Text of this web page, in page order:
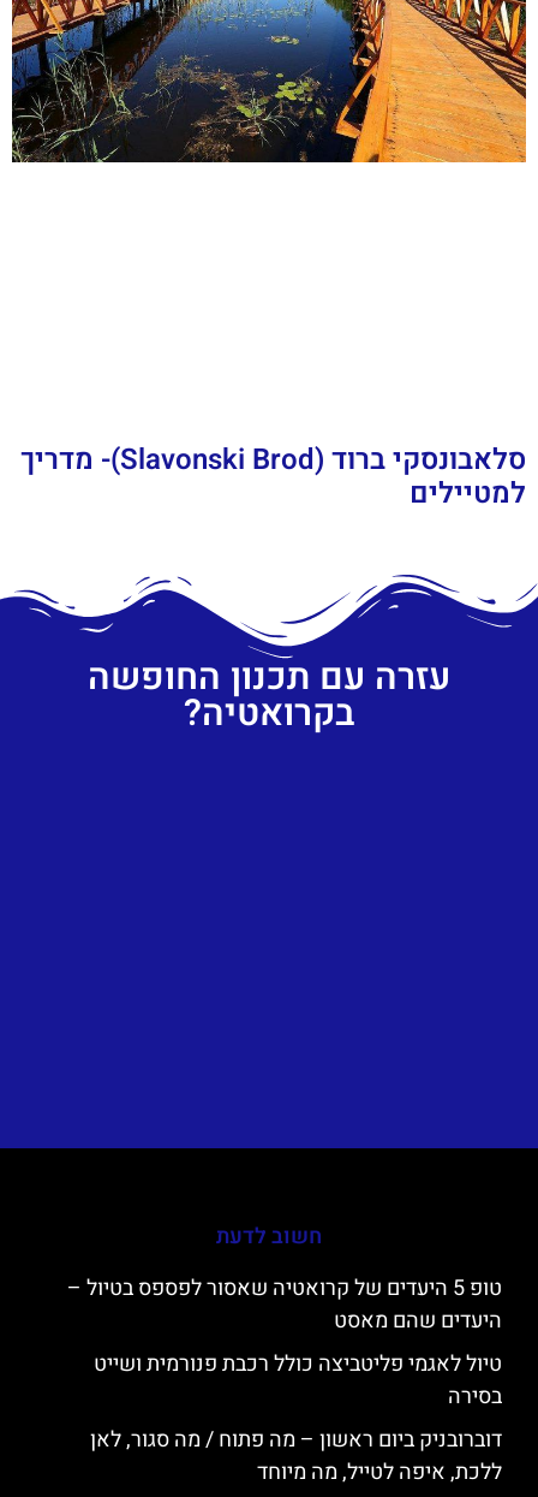
סלאבונסקי ברוד (Slavonski Brod)- מדריך
למטיילים
עזרה עם תכנון החופשה
בקרואטיה?
חשוב לדעת
טופ 5 היעדים של קרואטיה שאסור לפספס בטיול –
היעדים שהם מאסט
טיול לאגמי פליטביצה כולל רכבת פנורמית ושייט
בסירה
דוברובניק ביום ראשון – מה פתוח / מה סגור, לאן
ללכת, איפה לטייל, מה מיוחד